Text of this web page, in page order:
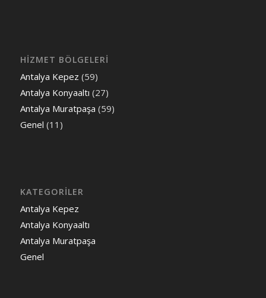
HİZMET BÖLGELERİ
Antalya Kepez (59)
Antalya Konyaaltı (27)
Antalya Muratpaşa (59)
Genel (11)
KATEGORILER
Antalya Kepez
Antalya Konyaaltı
Antalya Muratpaşa
Genel